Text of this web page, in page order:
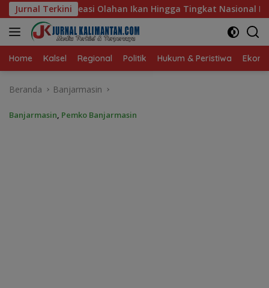
Langsung
ke
konten
Jurnal Terkini
Hingga Tingkat Nasional Pada Lomba Masak Serba Ikan
Home Kalsel Regional Politik Hukum & Peristiwa
Beranda Banjarmasin
Banjarmasin, Pemko Banjarmasin